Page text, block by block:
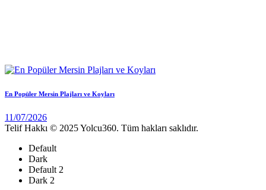
En Popüler Mersin Plajları ve Koyları
11/07/2026
Telif Hakkı © 2025 Yolcu360. Tüm hakları saklıdır.
Default
Dark
Default 2
Dark 2